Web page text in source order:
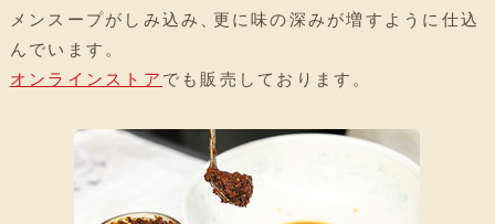
メンスープがしみ込み
、更に味の深みが増すように仕込
んでいます 。
オンラインストア でも販売しております 。